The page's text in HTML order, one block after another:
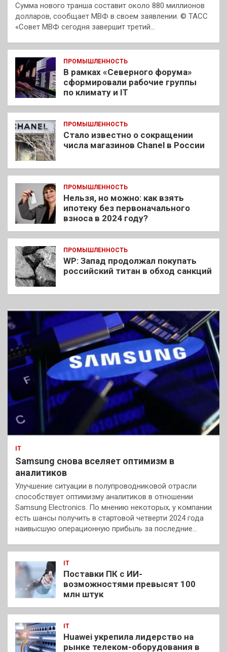
Сумма нового транша составит около 880 миллионов
долларов, сообщает МВФ в своем заявлении. © ТАСС
«Совет МВФ сегодня завершит третий…
ПРОМЫШЛЕННОСТЬ
В рамках «Северного форума»
сформировали рабочие группы
по климату и IT
ПРОМЫШЛЕННОСТЬ
Стало известно о сокращении
числа магазинов Chanel в России
ПРОМЫШЛЕННОСТЬ
Нельзя, но можно: как взять
ипотеку без первоначального
взноса в 2024 году?
ПРОМЫШЛЕННОСТЬ
WP: Запад продолжал покупать
российский титан в обход санкций
IT
Samsung снова вселяет оптимизм в
аналитиков
Улучшение ситуации в полупроводниковой отрасли
способствует оптимизму аналитиков в отношении
Samsung Electronics. По мнению некоторых, у компании
есть шансы получить в стартовой четверти 2024 года
наивысшую операционную прибыль за последние…
IT
Поставки ПК с ИИ-
возможностями превысят 100
млн штук
IT
Huawei укрепила лидерство на
рынке телеком-оборудования в